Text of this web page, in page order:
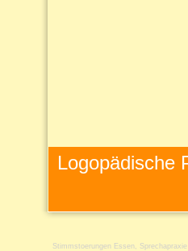
Logopädische
Stimmstoerungen Essen